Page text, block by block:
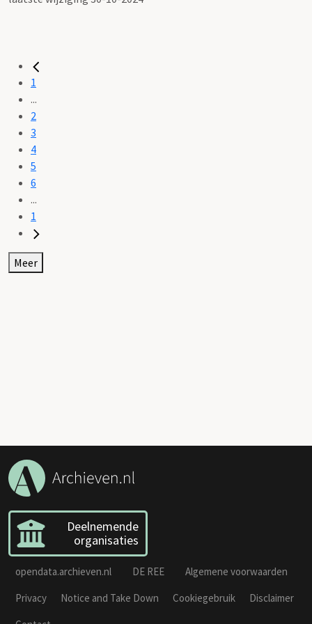
1
...
2
3
4
5
6
...
1
Meer
Deelnemende
organisaties
opendata.archieven.nl DE REE
Algemene voorwaarden
Privacy
Notice and Take Down Cookiegebruik
Disclaimer